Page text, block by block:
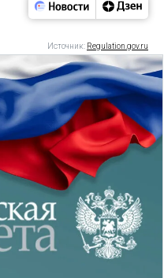
Источник: Regulation.gov.ru